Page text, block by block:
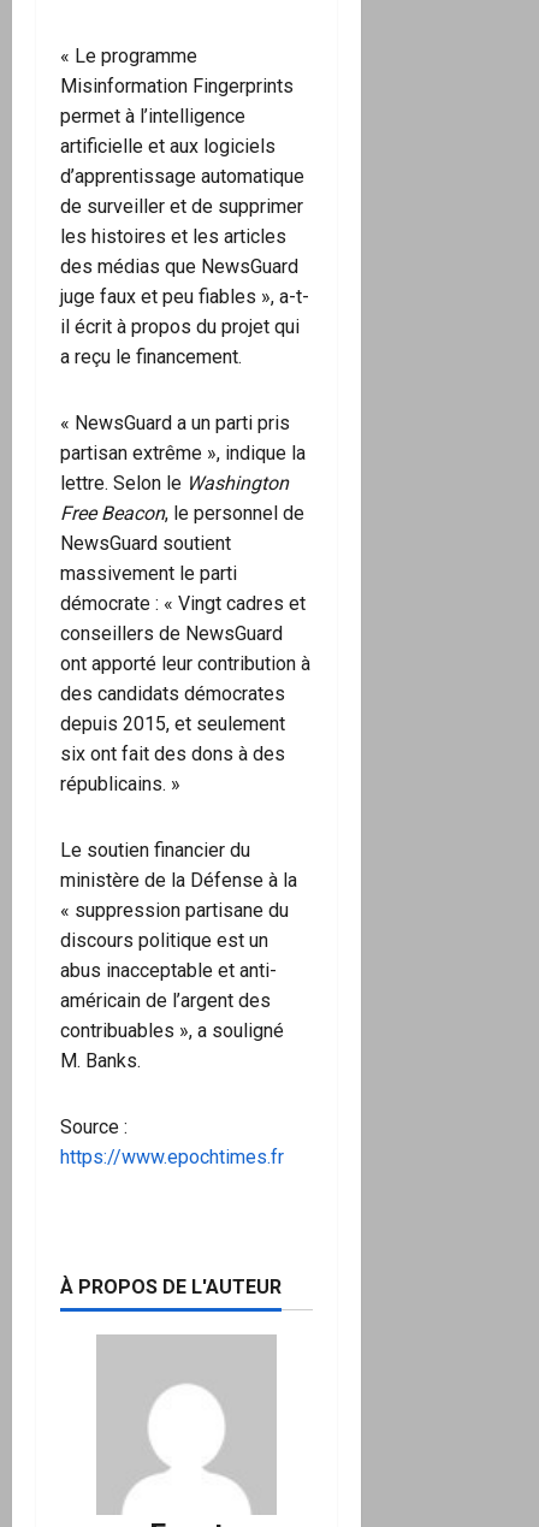
« Le programme
Misinformation Fingerprints
permet à l’intelligence
artificielle et aux logiciels
d’apprentissage automatique
de surveiller et de supprimer
les histoires et les articles
des médias que NewsGuard
juge faux et peu fiables », a-t-
il écrit à propos du projet qui
a reçu le financement.
« NewsGuard a un parti pris
partisan extrême », indique la
lettre. Selon le Washington
Free Beacon, le personnel de
NewsGuard soutient
massivement le parti
démocrate : « Vingt cadres et
conseillers de NewsGuard
ont apporté leur contribution à
des candidats démocrates
depuis 2015, et seulement
six ont fait des dons à des
républicains. »
Le soutien financier du
ministère de la Défense à la
« suppression partisane du
discours politique est un
abus inacceptable et anti-
américain de l’argent des
contribuables », a souligné
M. Banks.
Source :
https://www.epochtimes.fr
À PROPOS DE L'AUTEUR